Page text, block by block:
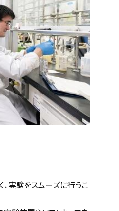
実験をスムーズに行うこ